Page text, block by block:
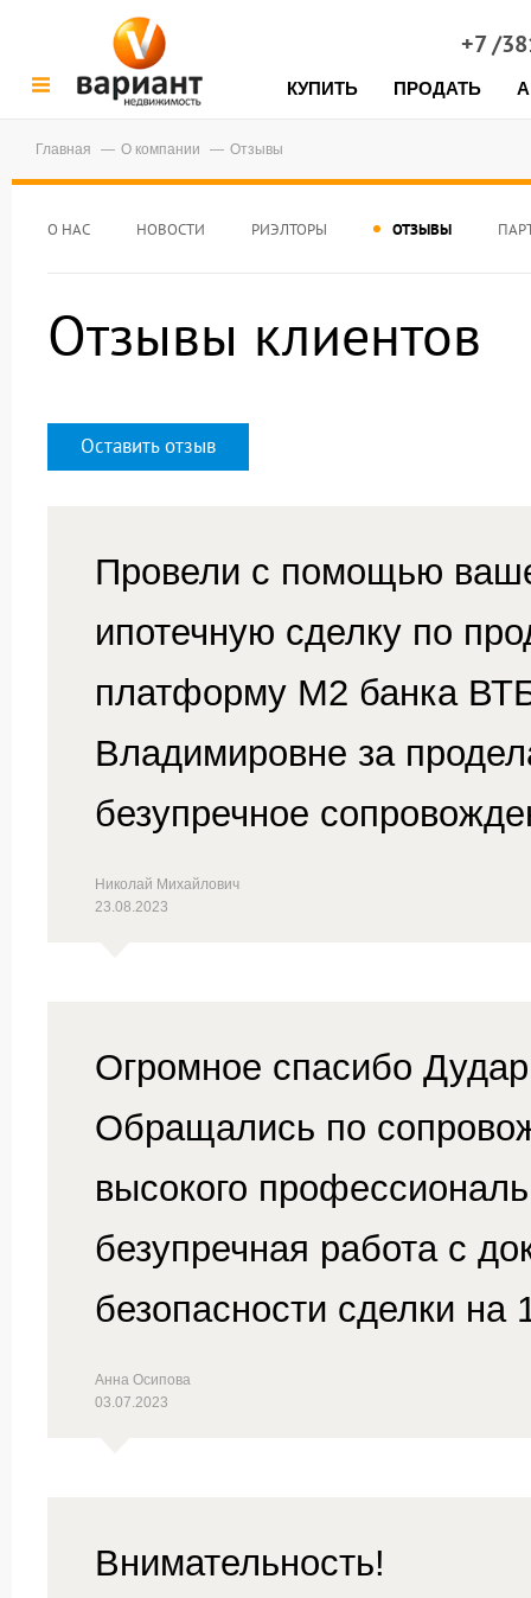
+7 /
КУПИТЬ ПРОДАТЬ
Главная О компании Отзывы
О НАС НОВОСТИ РИЭЛТОРЫ ОТЗЫВЫ
Отзывы клиентов
Оставить отзыв
Провели с помощью
ипотечную сделку по
платформу М2 банка
Владимировне за
безупречное
Николай Михайлович
23.08.2023
Огромное спасибо
Обращались по
высокого
безупречная работа с
безопасности сделки на
Анна Осипова
03.07.2023
Внимательность!